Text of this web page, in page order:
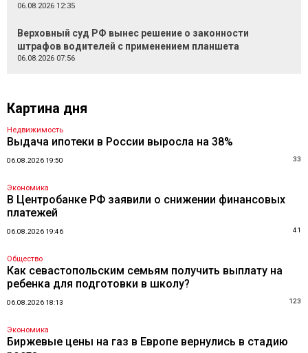
06.08.2026 12:35
Верховный суд РФ вынес решение о законности
штрафов водителей с применением планшета
06.08.2026 07:56
Картина дня
Недвижимость
Выдача ипотеки в России выросла на 38%
06.08.2026 19:50 33
Экономика
В Центробанке РФ заявили о снижении финансовых
платежей
06.08.2026 19:46 41
Общество
Как севастопольским семьям получить выплату на
ребенка для подготовки в школу?
06.08.2026 18:13 123
Экономика
Биржевые цены на газ в Европе вернулись в стадию